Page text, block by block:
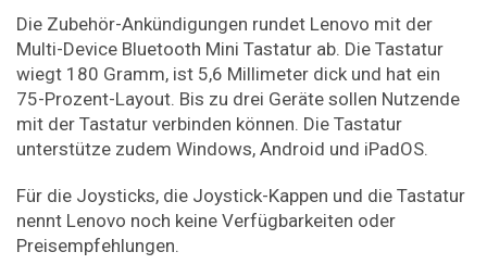
Die Zubehör-Ankündigungen rundet Lenovo mit der
Multi-Device Bluetooth Mini Tastatur ab. Die Tastatur
wiegt 180 Gramm, ist 5,6 Millimeter dick und hat ein
75-Prozent-Layout. Bis zu drei Geräte sollen Nutzende
mit der Tastatur verbinden können. Die Tastatur
unterstütze zudem Windows, Android und iPadOS.
Für die Joysticks, die Joystick-Kappen und die Tastatur
nennt Lenovo noch keine Verfügbarkeiten oder
Preisempfehlungen.